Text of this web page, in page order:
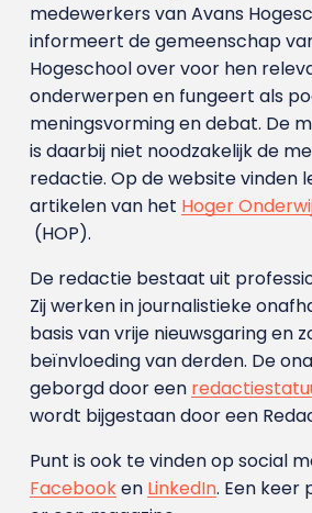
medewerkers van Avans
informeert de gemeenschap
Hogeschool over voor hen
onderwerpen en fungeert als
meningsvorming en debat. De
is daarbij niet noodzakelijk de
redactie. Op de website vinden
artikelen van het Hoger
(HOP).
De redactie bestaat uit
Zij werken in journalistieke
basis van vrije nieuwsgaring en
beïnvloeding van derden. De
geborgd door een
wordt bijgestaan door een
Punt is ook te vinden op social
Facebooken LinkedIn. Een keer